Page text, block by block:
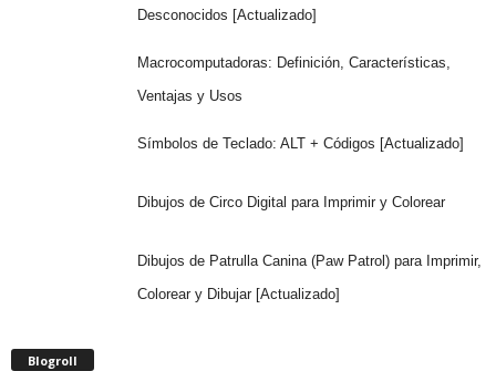
Desconocidos [Actualizado]
Macrocomputadoras: Definición, Características,
Ventajas y Usos
Símbolos de Teclado: ALT + Códigos [Actualizado]
Dibujos de Circo Digital para Imprimir y Colorear
Dibujos de Patrulla Canina (Paw Patrol) para Imprimir,
Colorear y Dibujar [Actualizado]
Blogroll